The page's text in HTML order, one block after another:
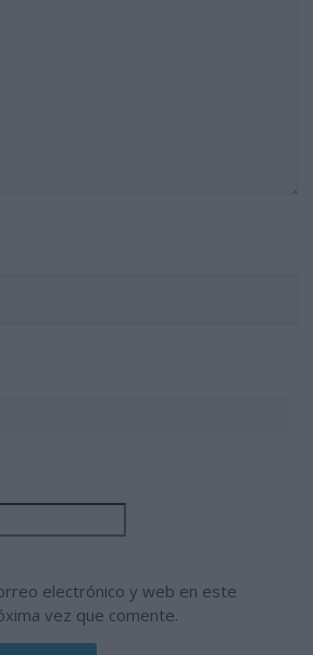
electrónico y web en este
vez que comente.